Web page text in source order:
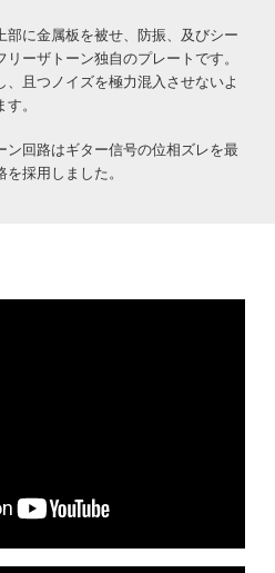
部に金属板を被せ、防振、及びシー
ーザトーン独自のプレートです。
且つノイズを極力混入させないよ
。
ン回路はギター信号の位相ズレを最
採用しました。